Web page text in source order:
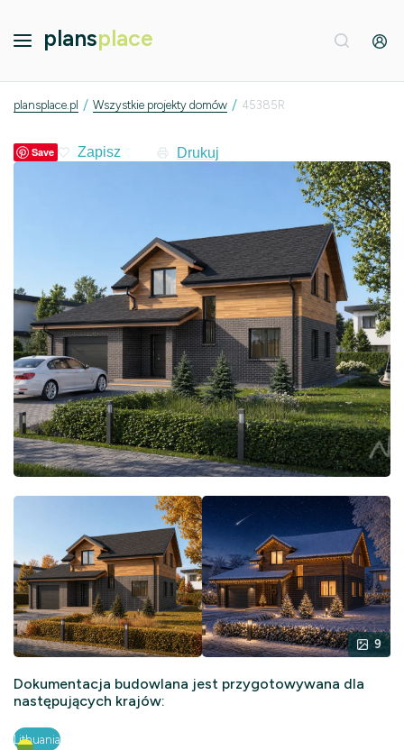
plansplace
plansplace.pl / Wszystkie projekty domów / 45385R
Save Drukuj
9
Dokumentacja budowlana jest przygotowywana dla
następujących krajów:
Lithuania